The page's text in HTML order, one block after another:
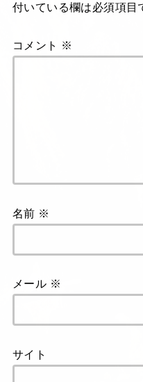
付いている欄は必須項目
コメント ※
名前 ※
メール ※
サイト